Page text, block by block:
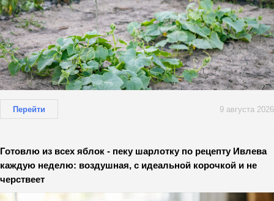
Перейти 9 августа 2026
Готовлю из всех яблок - пеку шарлотку по рецепту Ивлева
каждую неделю: воздушная, с идеальной корочкой и не
черствеет